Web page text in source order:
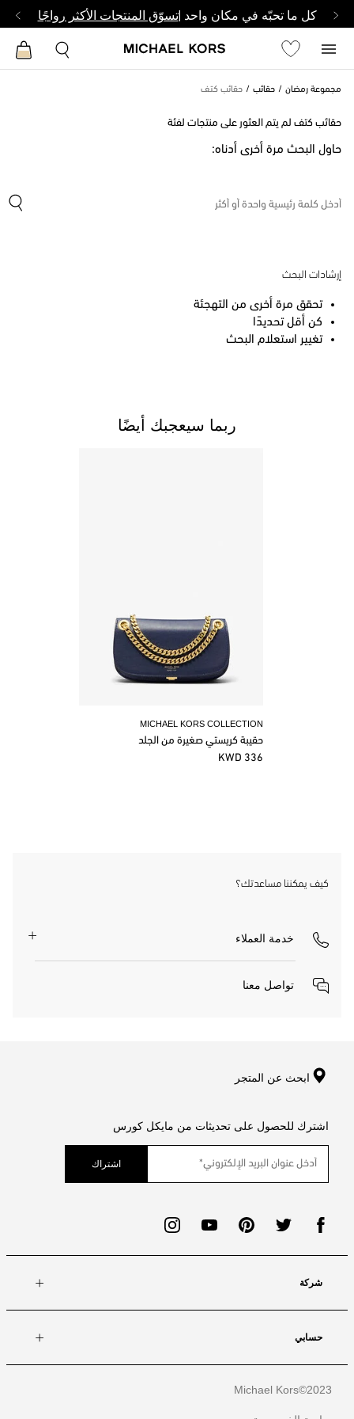
كل ما تحبّه في مكان واحد |تسوّق المنتجات الأكثر رواجًا
مجموعة رمضان حقائب حقائب كتف
حقائب كتف لم يتم العثور على منتجات لفئة
حاول البحث مرة أخرى أدناه:
إرشادات البحث
تحقق مرة أخرى من التهجئة
كن أقل تحديدًا
تغيير استعلام البحث
ربما سيعجبك أيضًا
MICHAEL KORS COLLECTION
حقيبة كريستي صغيرة من الجلد
336 KWD
كيف يمكننا مساعدتك؟
خدمة العملاء
تواصل معنا
ابحث عن المتجر
اشترك للحصول على تحديثات من مايكل كورس
اشتراك
شركة
حسابي
Michael Kors